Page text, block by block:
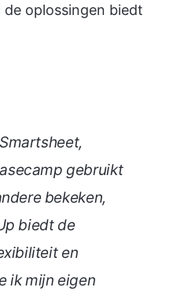
oplossingen biedt
gebruikt
bekeken,
biedt de
en
ik mijn eigen